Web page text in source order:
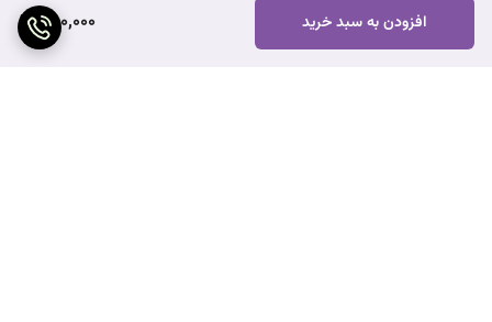
480,000 افزودن به سبد خرید